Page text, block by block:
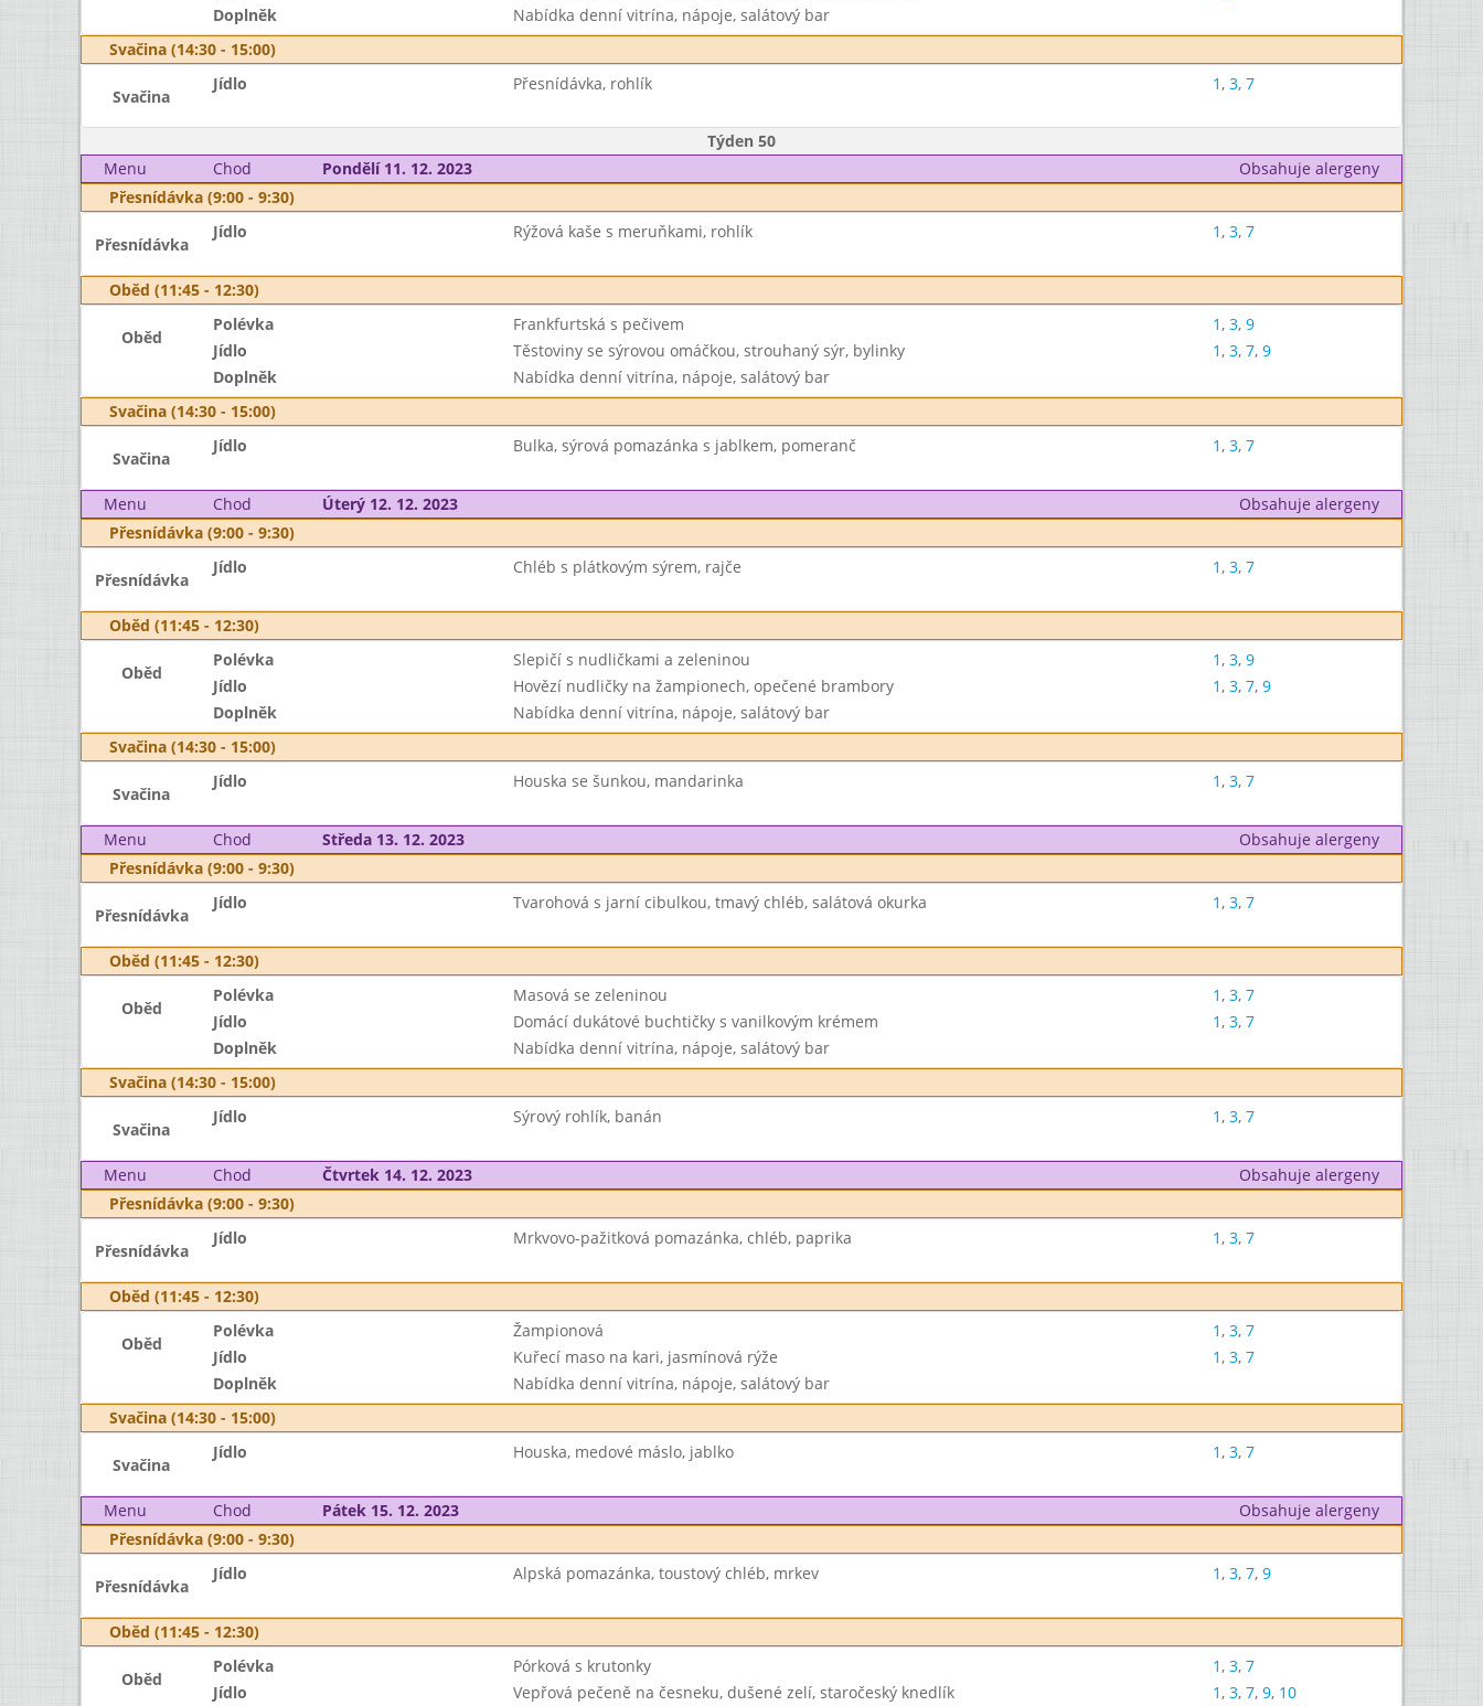
Doplněk
Nabídka denní vitrína, nápoje, salátový bar
Svačina (14:30 - 15:00)
Svačina
Jídlo Přesnídávka, rohlík 1, 3, 7
Týden 50
Menu
Chod Pondělí 11. 12. 2023
Obsahuje alergeny
Přesnídávka (9:00 - 9:30)
Přesnídávka
Jídlo Rýžová kaše s meruňkami, rohlík 1, 3, 7
Oběd (11:45 - 12:30)
Oběd
Polévka Frankfurtská s pečivem 1, 3, 9
Jídlo
Těstoviny se sýrovou omáčkou, strouhaný sýr, bylinky 1, 3, 7, 9
Doplněk
Nabídka denní vitrína, nápoje, salátový bar
Svačina (14:30 - 15:00)
Svačina
Jídlo Bulka, sýrová pomazánka s jablkem, pomeranč 1, 3, 7
Menu Chod Úterý 12. 12. 2023
Obsahuje alergeny
Přesnídávka (9:00 - 9:30)
Přesnídávka
Jídlo Chléb s plátkovým sýrem, rajče 1, 3, 7
Oběd (11:45 - 12:30)
Oběd
Polévka Slepičí s nudličkami a zeleninou 1, 3, 9
Jídlo
Hovězí nudličky na žampionech, opečené brambory 1, 3, 7, 9
Doplněk
Nabídka denní vitrína, nápoje, salátový bar
Svačina (14:30 - 15:00)
Svačina
Jídlo Houska se šunkou, mandarinka 1, 3, 7
Menu Chod Středa 13. 12. 2023
Obsahuje alergeny
Přesnídávka (9:00 - 9:30)
Přesnídávka
Jídlo Tvarohová s jarní cibulkou, tmavý chléb, salátová okurka 1, 3, 7
Oběd (11:45 - 12:30)
Oběd
Polévka Masová se zeleninou 1, 3, 7
Jídlo
Domácí dukátové buchtičky s vanilkovým krémem 1, 3, 7
Doplněk
Nabídka denní vitrína, nápoje, salátový bar
Svačina (14:30 - 15:00)
Svačina
Jídlo Sýrový rohlík, banán 1, 3, 7
Menu Chod Čtvrtek 14. 12. 2023
Obsahuje alergeny
Přesnídávka (9:00 - 9:30)
Přesnídávka
Jídlo Mrkvovo-pažitková pomazánka, chléb, paprika 1, 3, 7
Oběd (11:45 - 12:30)
Oběd
Polévka Žampionová 1, 3, 7
Jídlo
Kuřecí maso na kari, jasmínová rýže 1, 3, 7
Doplněk
Nabídka denní vitrína, nápoje, salátový bar
Svačina (14:30 - 15:00)
Svačina
Jídlo Houska, medové máslo, jablko 1, 3, 7
Menu Chod Pátek 15. 12. 2023
Obsahuje alergeny
Přesnídávka (9:00 - 9:30)
Přesnídávka
Jídlo Alpská pomazánka, toustový chléb, mrkev 1, 3, 7, 9
Oběd (11:45 - 12:30)
Oběd
Polévka Pórková s krutonky 1, 3, 7
Jídlo
Vepřová pečeně na česneku, dušené zelí, staročeský knedlík 1, 3, 7, 9, 10